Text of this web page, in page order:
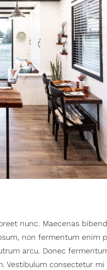
nunc. Maecenas
non fermentum enim
arcu. Donec
consectetur mi